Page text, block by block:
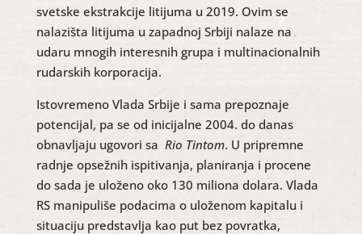
svetske ekstrakcije litijuma u 2019. Ovim se
nalazišta litijuma u zapadnoj Srbiji nalaze na
udaru mnogih interesnih grupa i multinacionalnih
rudarskih korporacija.
Istovremeno Vlada Srbije i sama prepoznaje
potencijal, pa se od inicijalne 2004. do danas
obnavljaju ugovori sa Rio Tintom. U pripremne
radnje opsežnih ispitivanja, planiranja i procene
do sada je uloženo oko 130 miliona dolara. Vlada
RS manipuliše podacima o uloženom kapitalu i
situaciju predstavlja kao put bez povratka,